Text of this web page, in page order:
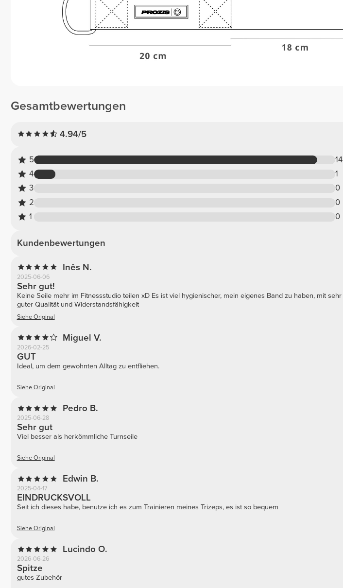
Gesamtbewertungen
4.94/5
5
14
4
1
3
0
2
0
1
0
Kundenbewertungen
Inês N.
2025-06-06
Sehr gut!
Keine Seile mehr im Fitnessstudio teilen xD Es ist viel hygienischer, mein eigenes Band zu haben, mit sehr
guter Qualität und Widerstandsfähigkeit
Siehe Original
Miguel V.
2026-02-25
GUT
Ideal, um dem gewohnten Alltag zu entfliehen.
Siehe Original
Pedro B.
2025-06-28
Sehr gut
Viel besser als herkömmliche Turnseile
Siehe Original
Edwin B.
2025-04-17
EINDRUCKSVOLL
Seit ich dieses habe, benutze ich es zum Trainieren meines Trizeps, es ist so bequem
Siehe Original
Lucindo O.
2026-06-26
Spitze
gutes Zubehör